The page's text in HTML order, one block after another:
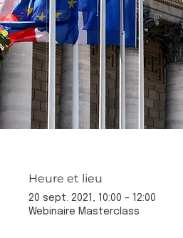
Heure et lieu
20 sept. 2021, 10:00 – 12:00
Webinaire Masterclass